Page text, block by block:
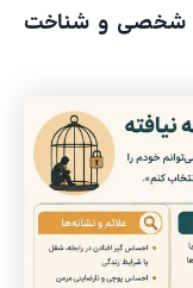
شخصی و شناخت